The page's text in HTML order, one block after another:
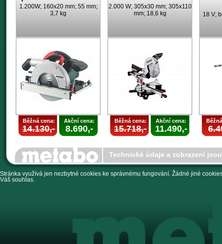
1.200W; 160x20 mm; 55 mm;
3,7 kg
Běžná cena:
14.130,-
Akční cena:
8.690,-
2.000 W; 305x30 mm; 305x110
mm; 18,6 kg
Běžná cena:
15.718,-
Akční cena:
11.490,-
18 V;
Technické údaje a zobrazení
Stránka využívá jen nezbytné cookies ke správnému fungování. Žádné jiné
Váš souhlas.